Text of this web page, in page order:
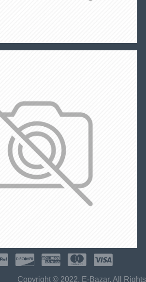
Copyright © 2022, E-Bazar, All Rights